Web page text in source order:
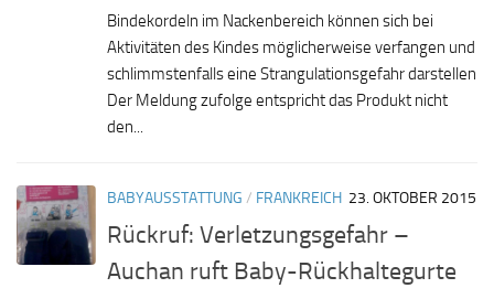
Bindekordeln im Nackenbereich können sich bei
Aktivitäten des Kindes möglicherweise verfangen und
schlimmstenfalls eine Strangulationsgefahr darstellen
Der Meldung zufolge entspricht das Produkt nicht
den...
BABYAUSSTATTUNG / FRANKREICH 23. OKTOBER 2015
Rückruf: Verletzungsgefahr –
Auchan ruft Baby-Rückhaltegurte